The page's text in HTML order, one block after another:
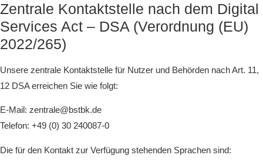
Zentrale Kontaktstelle nach dem Digital
Services Act – DSA (Verordnung (EU)
2022/265)
Unsere zentrale Kontaktstelle für Nutzer und Behörden nach Art. 11,
12 DSA erreichen Sie wie folgt:
E-Mail: zentrale@bstbk.de
Telefon: +49 (0) 30 240087-0
Die für den Kontakt zur Verfügung stehenden Sprachen sind: